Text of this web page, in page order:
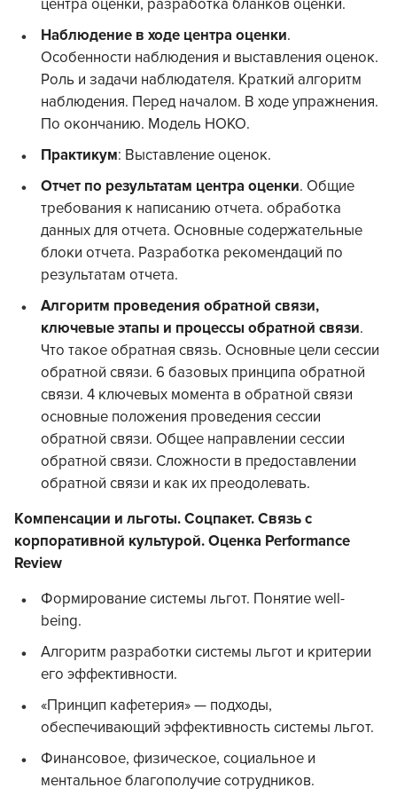
центра оценки, разработка бланков оценки.
Наблюдение в ходе центра оценки.
Особенности наблюдения и выставления оценок.
Роль и задачи наблюдателя. Краткий алгоритм
наблюдения. Перед началом. В ходе упражнения.
По окончанию. Модель НОКО.
Практикум: Выставление оценок.
Отчет по результатам центра оценки. Общие
требования к написанию отчета. обработка
данных для отчета. Основные содержательные
блоки отчета. Разработка рекомендаций по
результатам отчета.
Алгоритм проведения обратной связи,
ключевые этапы и процессы обратной связи.
Что такое обратная связь. Основные цели сессии
обратной связи. 6 базовых принципа обратной
связи. 4 ключевых момента в обратной связи
основные положения проведения сессии
обратной связи. Общее направлении сессии
обратной связи. Сложности в предоставлении
обратной связи и как их преодолевать.
Компенсации и льготы. Соцпакет. Связь с
корпоративной культурой. Оценка Performance
Review
Формирование системы льгот. Понятие well-
being.
Алгоритм разработки системы льгот и критерии
его эффективности.
«Принцип кафетерия» — подходы,
обеспечивающий эффективность системы льгот.
Финансовое, физическое, социальное и
ментальное благополучие сотрудников.